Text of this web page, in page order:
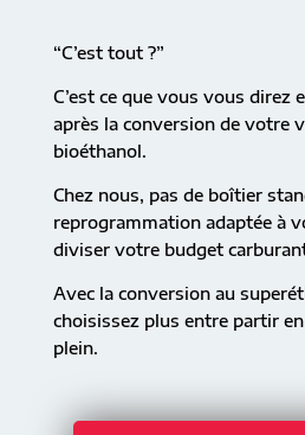
“C’est tout ?”
C’est ce que vous vous direz
après la conversion de votre
bioéthanol.
Chez nous, pas de boîtier
reprogrammation adaptée à
diviser votre budget
Avec la conversion au
choisissez plus entre partir
plein.